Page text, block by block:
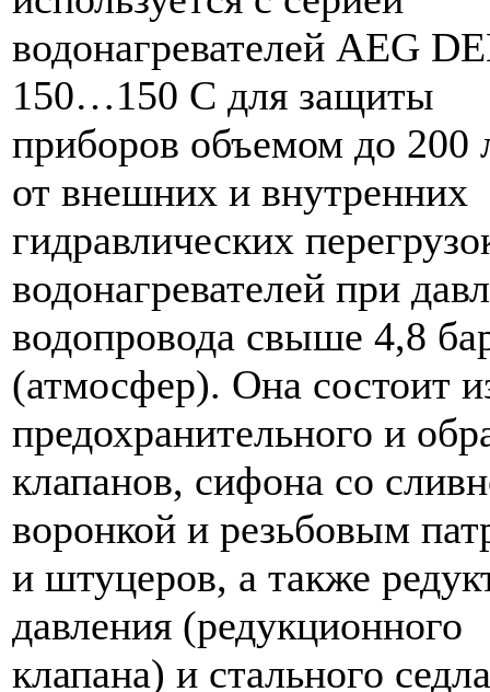
водонагревателей AEG
150…150 С для защиты
приборов объемом до 200
от внешних и внутренних
гидравлических
водонагревателей при
водопровода свыше 4,8
(атмосфер). Она состоит
предохранительного и
клапанов, сифона со
воронкой и резьбовым
и штуцеров, а также
давления (редукционного
клапана) и стального седла